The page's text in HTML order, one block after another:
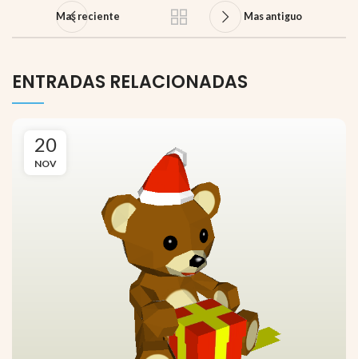
Mas reciente Mas antiguo
ENTRADAS RELACIONADAS
20
NOV